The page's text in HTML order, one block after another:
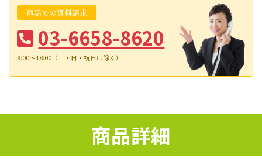
電話での資料請求
03-6658-8620
9:00～18:00（土・日・祝日は除く）
商品詳細